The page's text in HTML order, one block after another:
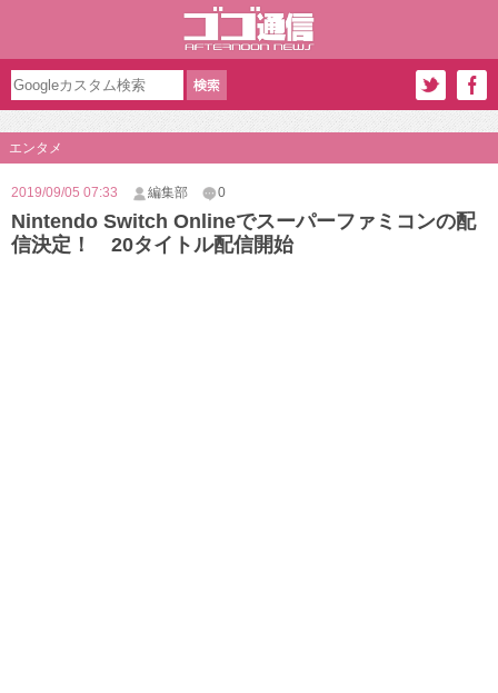
エンタメ
2019/09/05 07:33 編集部 0
Nintendo Switch Onlineでスーパーファミコンの配
信決定！ 20タイトル配信開始